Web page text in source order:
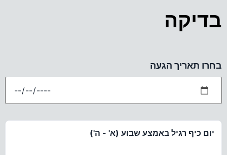
בדיקה
בחרו תאריך הגעה
יום כיף רגיל באמצע שבוע (א' - ה')